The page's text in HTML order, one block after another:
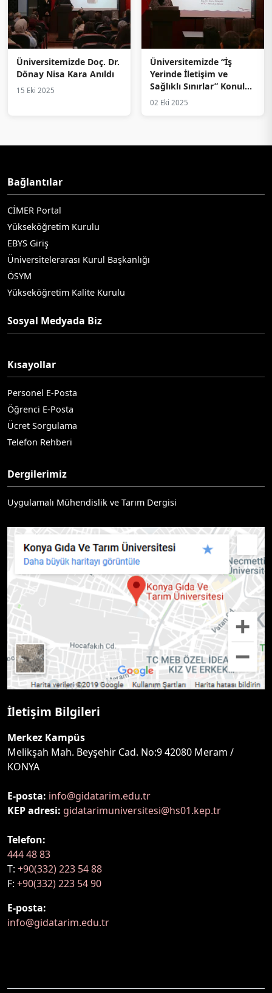
Üniversitemizde Doç. Dr.
Dönay Nisa Kara Anıldı
15 Eki 2025
Üniversitemizde “İş
Yerinde İletişim ve
Sağlıklı Sınırlar” Konulu
Hizmet İçi Eğitim
02 Eki 2025
Bağlantılar
CİMER Portal
Yükseköğretim Kurulu
EBYS Giriş
Üniversitelerarası Kurul Başkanlığı
ÖSYM
Yükseköğretim Kalite Kurulu
Sosyal Medyada Biz
Kısayollar
Personel E-Posta
Öğrenci E-Posta
Ücret Sorgulama
Telefon Rehberi
Dergilerimiz
Uygulamalı Mühendislik ve Tarım Dergisi
İletişim Bilgileri
Merkez Kampüs
Melikşah Mah. Beyşehir Cad. No:9 42080 Meram /
KONYA
E-posta: info@gidatarim.edu.tr
KEP adresi: gidatarimuniversitesi@hs01.kep.tr
Telefon:
444 48 83
T: +90(332) 223 54 88
F: +90(332) 223 54 90
E-posta:
info@gidatarim.edu.tr